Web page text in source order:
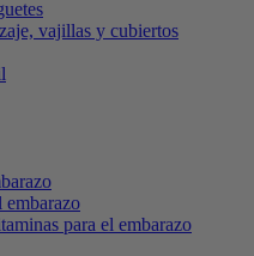
vajillas y cubiertos
para el embarazo